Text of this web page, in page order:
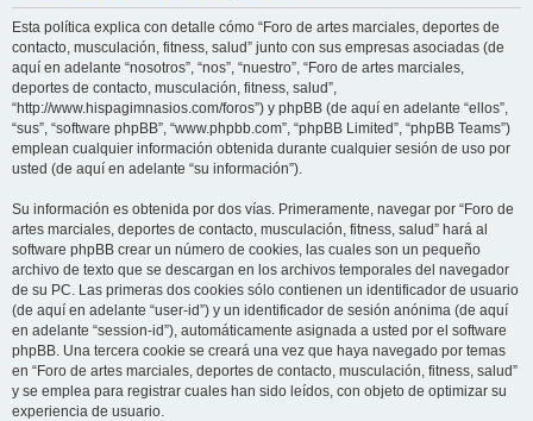
c
Esta política explica con detalle cómo “Foro de artes marciales, deportes de
contacto, musculación, fitness, salud” junto con sus empresas asociadas (de
aquí en adelante “nosotros”, “nos”, “nuestro”, “Foro de artes marciales,
deportes de contacto, musculación, fitness, salud”,
“http://www.hispagimnasios.com/foros”) y phpBB (de aquí en adelante “ellos”,
“sus”, “software phpBB”, “www.phpbb.com”, “phpBB Limited”, “phpBB Teams”)
emplean cualquier información obtenida durante cualquier sesión de uso por
usted (de aquí en adelante “su información”).
Su información es obtenida por dos vías. Primeramente, navegar por “Foro de
artes marciales, deportes de contacto, musculación, fitness, salud” hará al
software phpBB crear un número de cookies, las cuales son un pequeño
archivo de texto que se descargan en los archivos temporales del navegador
de su PC. Las primeras dos cookies sólo contienen un identificador de usuario
(de aquí en adelante “user-id”) y un identificador de sesión anónima (de aquí
en adelante “session-id”), automáticamente asignada a usted por el software
phpBB. Una tercera cookie se creará una vez que haya navegado por temas
en “Foro de artes marciales, deportes de contacto, musculación, fitness, salud”
y se emplea para registrar cuales han sido leídos, con objeto de optimizar su
experiencia de usuario.